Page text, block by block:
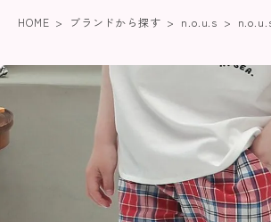
HOME ブランドから探す n.o.u.s